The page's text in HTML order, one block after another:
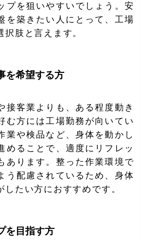
プを狙いやすいでしょう。安
を築きたい人にとって、工場
肢と言えます。
を希望する方
接客業よりも、ある程度動き
む方には工場勤務が向いてい
業や検品など、身体を動かし
めることで、適度にリフレッ
あります。整った作業環境で
う配慮されているため、身体
したい方におすすめです。
を目指す方